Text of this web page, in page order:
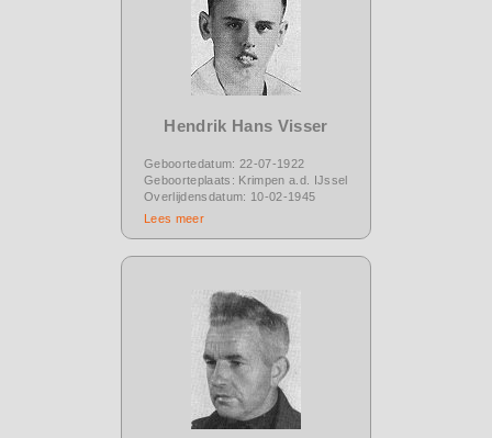
Hendrik Hans Visser
Geboortedatum: 22-07-1922
Geboorteplaats: Krimpen a.d. IJssel
Overlijdensdatum: 10-02-1945
Lees meer